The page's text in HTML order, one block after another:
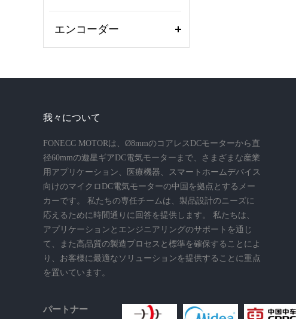
エンコーダー
我々について
FONECC MOTORは、Ø8mmのコアレスDCモーターから直
径60mmの遊星ギアDC電気モーターまで、さまざまな産業
用アプリケーション、医療機器、スマートホームデバイス
向けのマイクロDC電気モーターの中国を拠点とするメー
カーです。 私たちの専任チームは、製品設計のニーズに
応えるために時間通りに回答を提供します。 私たちは、
アプリケーションとエンジニアリングのサポートを通じ
て、また高品質の製造プロセスと標準を確保することによ
り、お客様に最適なソリューションを提供することに重点
を置いています。
パートナー